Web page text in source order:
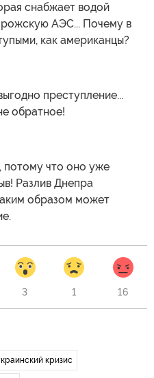
снабжает водой
АЭС... Почему в
как американцы?
преступление...
обратное!
потому что оно уже
Разлив Днепра
образом может
3 1 16
кризис